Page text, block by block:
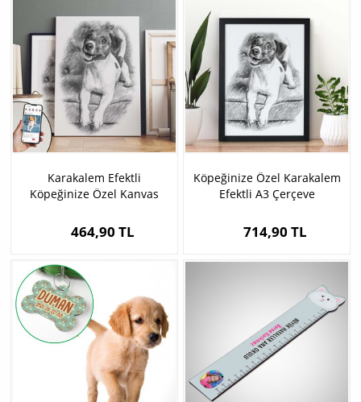
Karakalem Efektli
Köpeğinize Özel Kanvas
464,90 TL
Köpeğinize Özel Karakalem
Efektli A3 Çerçeve
714,90 TL